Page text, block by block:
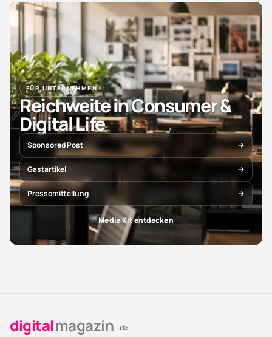
FÜR UNTERNEHMEN
Reichweite in Consumer &
Digital Life
Sponsored Post
Gastartikel
Pressemitteilung
Media Kit entdecken
digitalmagazin .de